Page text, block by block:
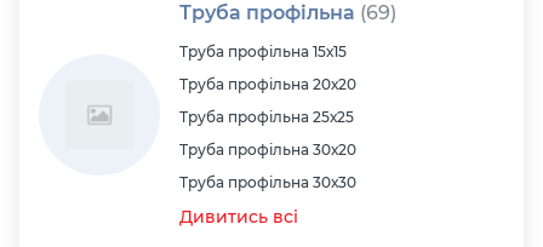
Труба профільна (69)
Труба профільна 15х15
Труба профільна 20х20
Труба профільна 25х25
Труба профільна 30х20
Труба профільна 30х30
Дивитись всі